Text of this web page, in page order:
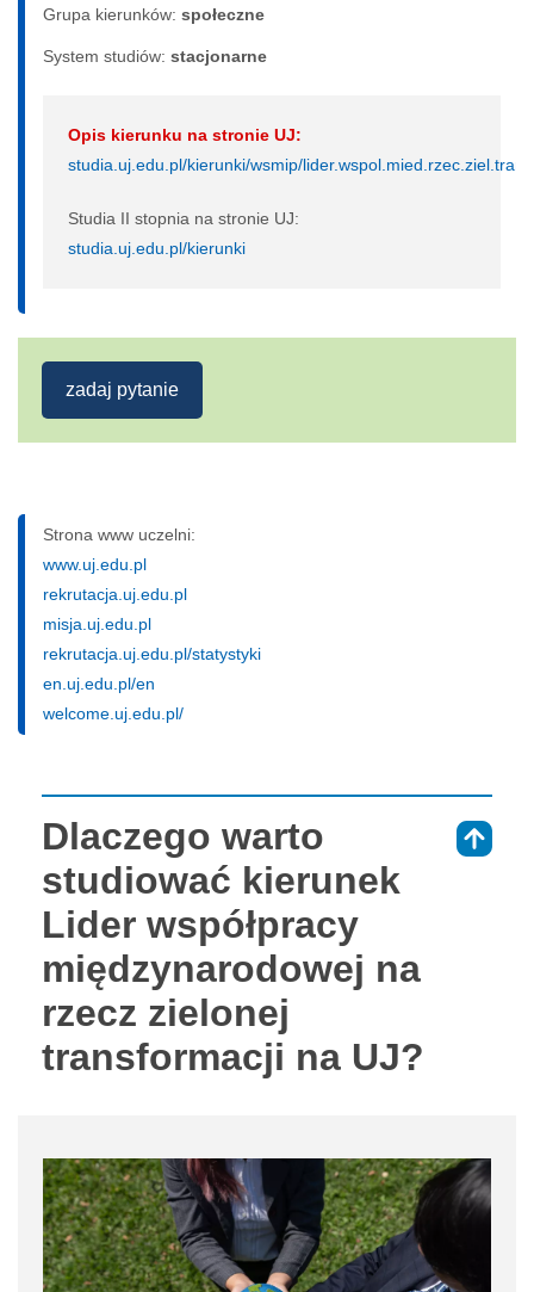
Grupa kierunków: społeczne
System studiów: sta­cjo­nar­ne
Opis kierunku na stronie UJ:
studia.uj.edu.pl/kierunki/wsmip/lider.wspol.mied.rzec.ziel.tran
Studia II stopnia na stronie UJ:
studia.uj.edu.pl/kierunki
zadaj pytanie
Strona www uczelni:
www.uj.edu.pl
rekrutacja.uj.edu.pl
misja.uj.edu.pl
rekrutacja.uj.edu.pl/statystyki
en.uj.edu.pl/en
welcome.uj.edu.pl/
Dlaczego warto
studiować kierunek
Lider współpracy
międzynarodowej na
rzecz zielonej
transformacji na UJ?